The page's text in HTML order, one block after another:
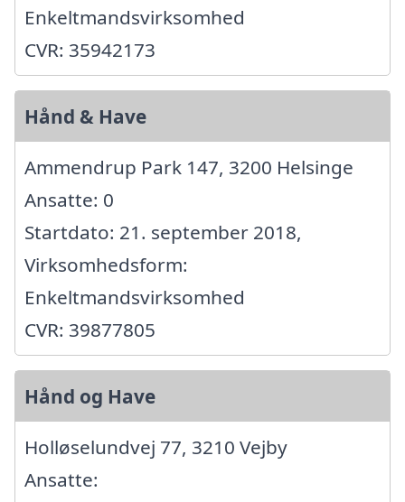
Enkeltmandsvirksomhed
CVR: 35942173
Hånd & Have
Ammendrup Park 147, 3200 Helsinge
Ansatte: 0
Startdato: 21. september 2018,
Virksomhedsform:
Enkeltmandsvirksomhed
CVR: 39877805
Hånd og Have
Holløselundvej 77, 3210 Vejby
Ansatte: